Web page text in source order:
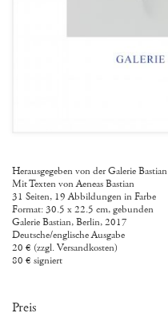
Herausgegeben von der Galerie Bastian
Mit Texten von Aeneas Bastian
31 Seiten, 19 Abbildungen in Farbe
Format: 30.5 x 22.5 cm, gebunden
Galerie Bastian, Berlin, 2017
Deutsche/englische Ausgabe
20 € (zzgl. Versandkosten)
80 € signiert
Preis